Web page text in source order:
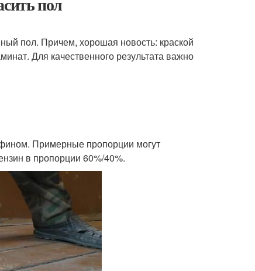
пол. Причем, хорошая новость: краской
Для качественного результата важно
Примерные пропорции могут
в пропорции 60%/40%.